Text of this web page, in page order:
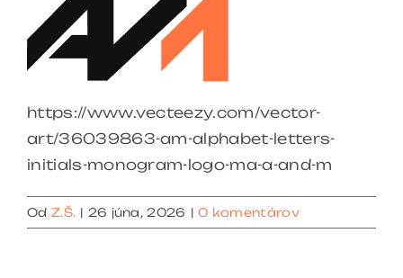
https://www.vecteezy.com/vector-
art/36039863-am-alphabet-letters-
initials-monogram-logo-ma-a-and-m
Od Z.Š. | 26 júna, 2026 | 0 komentárov